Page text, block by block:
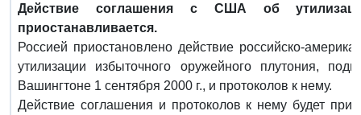
Действие соглашения с США об
приостанавливается.
Россией приостановлено действие российско-
утилизации избыточного оружейного плутония,
Вашингтоне 1 сентября 2000 г., и протоколов к нему.
Действие соглашения и протоколов к нему будет